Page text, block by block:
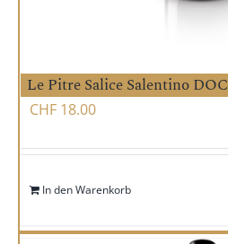
Le Pitre Salice Salentino DOC
CHF 18.00
In den Warenkorb